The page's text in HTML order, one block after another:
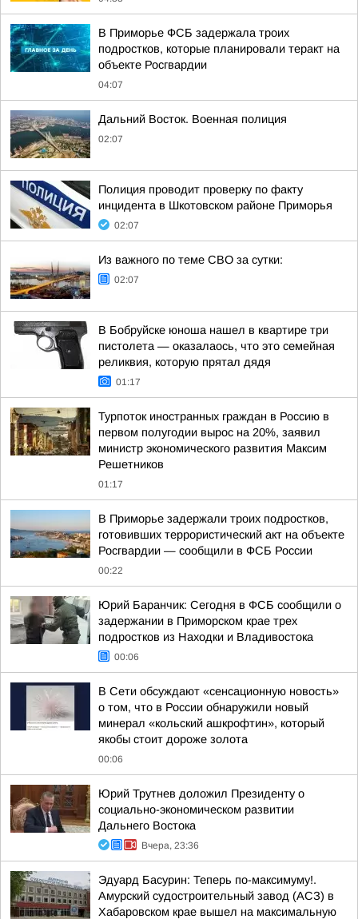
В Приморье ФСБ задержала троих
подростков, которые планировали теракт на
объекте Росгвардии
04:07
Дальний Восток. Военная полиция
02:07
Полиция проводит проверку по факту
инцидента в Шкотовском районе Приморья
02:07
Из важного по теме СВО за сутки:
02:07
В Бобруйске юноша нашел в квартире три
пистолета — оказалаось, что это семейная
реликвия, которую прятал дядя
01:17
Турпоток иностранных граждан в Россию в
первом полугодии вырос на 20%, заявил
министр экономического развития Максим
Решетников
01:17
В Приморье задержали троих подростков,
готовивших террористический акт на объекте
Росгвардии — сообщили в ФСБ России
00:22
Юрий Баранчик: Сегодня в ФСБ сообщили о
задержании в Приморском крае трех
подростков из Находки и Владивостока
00:06
В Сети обсуждают «сенсационную новость»
о том, что в России обнаружили новый
минерал «кольский ашкрофтин», который
якобы стоит дороже золота
00:06
Юрий Трутнев доложил Президенту о
социально-экономическом развитии
Дальнего Востока
Вчера, 23:36
Эдуард Басурин: Теперь по-максимуму!.
Амурский судостроительный завод (АСЗ) в
Хабаровском крае вышел на максимальную